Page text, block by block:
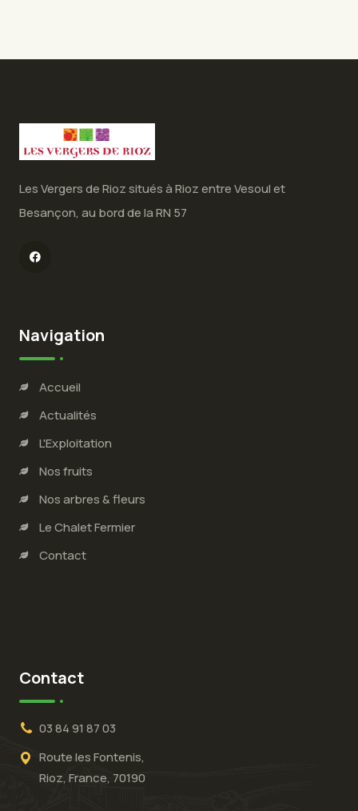
Les Vergers de Rioz situés à Rioz entre Vesoul et
Besançon, au bord de la RN 57
Navigation
Accueil
Actualités
L'Exploitation
Nos fruits
Nos arbres & fleurs
Le Chalet Fermier
Contact
Contact
03 84 91 87 03
Route les Fontenis,
Rioz, France, 70190